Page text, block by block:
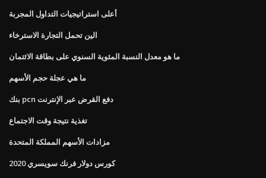
أعلى استراتيجيات التداول المجربة
الين تحمل التجارة الاسترخاء
ما هو معدل النسبة المئوية السنوي على بطاقة الائتمان
ما هي عجلة حجم الأسهم
بنك pcn دفع القرض عبر الإنترنت
تغذية نتيجة وقت الاجتماع
مزادات الأسهم المملكة المتحدة
كورس دولار فرنك سويسري 2020